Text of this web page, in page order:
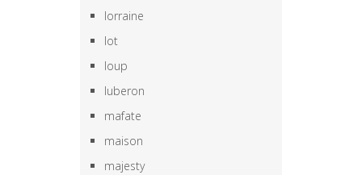
lorraine
lot
loup
luberon
mafate
maison
majesty